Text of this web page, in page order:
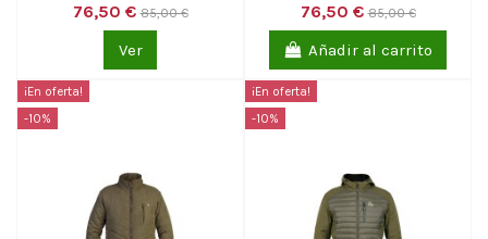
76,50 €85,00 €
Ver
76,50 €85,00 €
Añadir al carrito
¡En oferta!
-10%
¡En oferta!
-10%